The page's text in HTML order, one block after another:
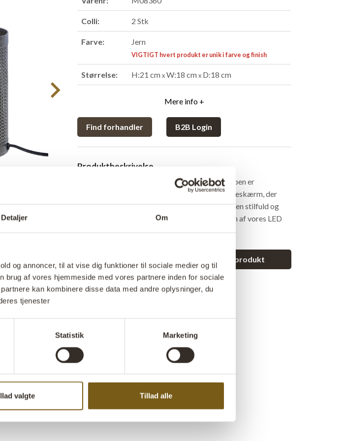
Detaljer Om
og annoncer, til at vise dig funktioner til sociale medier og til
af vores hjemmeside med vores partnere inden for sociale
kan kombinere disse data med andre oplysninger, du
tjenester
Statistik Marketing
valgte Tillad alle
Colli: 2 Stk
Farve: Jern
VIGTIGT hvert produkt er unik i farve og finish
Størrelse: H:21 cm xW:18 cm x D:18 cm
Mere info +
Find forhandler B2B Login
Produktbeskrivelse
Rå og industriel bordlampe med kant. Bordlampen er
fremstillet i robust jern med en perforeret lampeskærm, der
giver et flot funklende lys. Bordlampen passer i en stilfuld og
personlig indretning og den er supercool med en af vores LED
pærer.
Stil et spørgsmål vedrørende dette produkt